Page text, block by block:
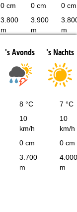
0 cm 0 cm 0 cm
3.800
m
3.900
m
m
's Avonds 's Nachts
8 °C 7 °C
10
km/h
10
km/h
0 cm 0 cm
3.700
m
4.000
m